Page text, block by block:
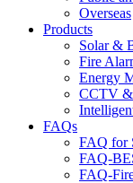
Overseas
Products
Solar &
Fire
Energy
CCTV &
FAQs
FAQ for
FAQ-
FAQ-